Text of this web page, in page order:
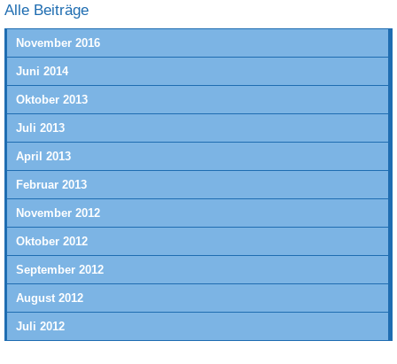
Alle Beiträge
November 2016
Juni 2014
Oktober 2013
Juli 2013
April 2013
Februar 2013
November 2012
Oktober 2012
September 2012
August 2012
Juli 2012